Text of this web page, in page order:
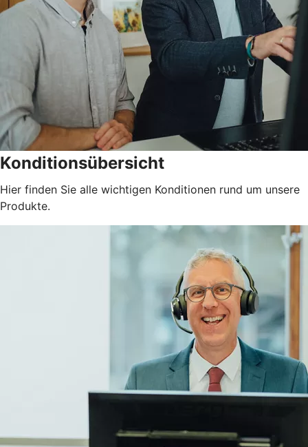
Konditionsübersicht
Hier finden Sie alle wichtigen Konditionen rund um unsere
Produkte.